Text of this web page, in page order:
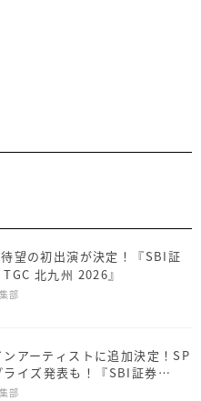
望の初出演が決定！『SBI証
北九州 2026』
部
アーティストに追加決定！SP
ライズ発表も！『SBI証券
北九州 2026』
部